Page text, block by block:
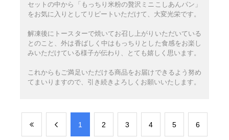
セットの中から「もっちり米粉の贅沢ミニこしあんパン」
をお気に入りとしてリピートいただけて、大変光栄です。
解凍後にトースターで焼いてお召し上がりいただいている
とのこと、外は香ばしく中はもっちりとした食感をお楽し
みいただけている様子が伝わり、とても嬉しく思います。
これからもご満足いただける商品をお届けできるよう努め
てまいりますので、引き続きよろしくお願いいたします。
​1 ​2 ​3 ​4 ​5 ​6